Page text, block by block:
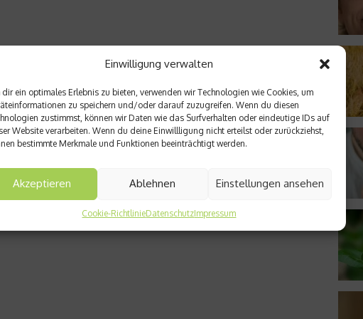
Einwilligung verwalten
dir ein optimales Erlebnis zu bieten, verwenden wir Technologien wie Cookies, um
zu speichern und/oder darauf zuzugreifen. Wenn du diesen
zustimmst, können wir Daten wie das Surfverhalten oder eindeutige IDs auf
Website verarbeiten. Wenn du deine Einwillligung nicht erteilst oder zurückziehst,
bestimmte Merkmale und Funktionen beeinträchtigt werden.
Akzeptieren Ablehnen Einstellungen ansehen
Cookie-RichtlinieDatenschutzImpressum